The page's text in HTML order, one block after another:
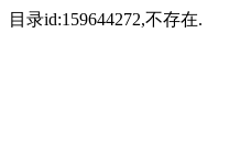
目录id:159644272,不存在.